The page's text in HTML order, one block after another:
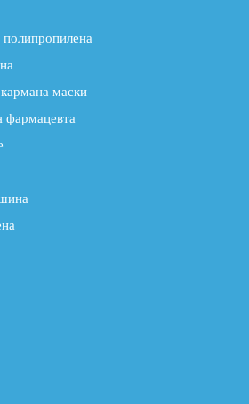
маски
фармацевта